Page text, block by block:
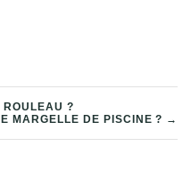
?
MARGELLE DE PISCINE ? →